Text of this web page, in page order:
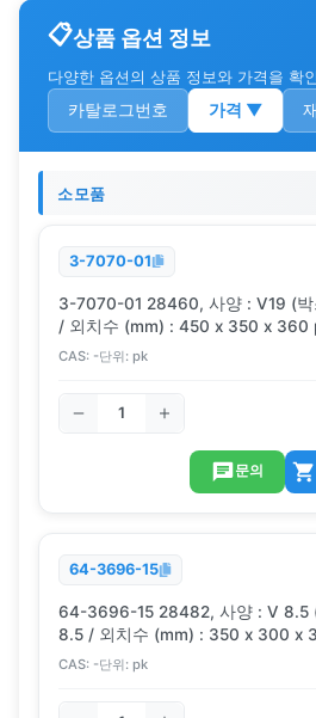
상품 옵션 정보
다양한 옵션의 상품 정보와 가격을 확
카탈로그번호 가격 ▼
소모품
3-7070-01
3-7070-01 28460, 사양 : V19 (
/ 외치수 (mm) : 450 x 350 x 360
CAS: -단위: pk
문의
64-3696-15
64-3696-15 28482, 사양 : V 8.5
8.5 / 외치수 (mm) : 350 x 300 x
CAS: -단위: pk